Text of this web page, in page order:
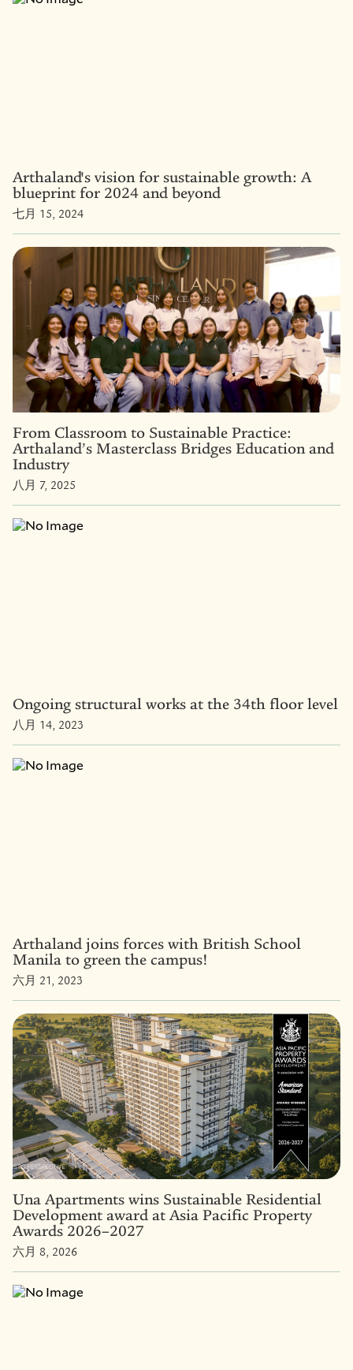
Arthaland's vision for sustainable growth: A
blueprint for 2024 and beyond
七月 15, 2024
From Classroom to Sustainable Practice:
Arthaland’s Masterclass Bridges Education and
Industry
八月 7, 2025
Ongoing structural works at the 34th floor level
八月 14, 2023
Arthaland joins forces with British School
Manila to green the campus!
六月 21, 2023
Una Apartments wins Sustainable Residential
Development award at Asia Pacific Property
Awards 2026–2027
六月 8, 2026